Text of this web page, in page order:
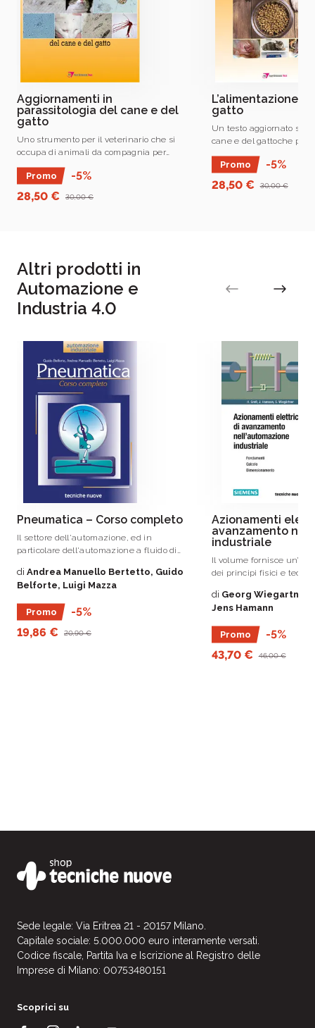
e di chiunque voglia accrescere le proprie
conoscenze e competenze
Aggiornamenti in
parassitologia del cane e del
gatto
Uno strumento per il veterinario che si
occupa di animali da compagnia per
aggiornare le proprie conoscenze in
ambito parassitologico.
Promo
-5%
28,50 €
30,00 €
L’alimentazione
gatto
Un testo aggiornato
cane e del gattoche
considerazione
commerciale o
pet in situazioni
Promo
-5%
28,50 €
30,00 €
Altri prodotti in
Automazione e
Industria 4.0
Pneumatica – Corso completo
Il settore dell'automazione, ed in
particolare dell'automazione a fluido di
maggior importanza.
di Andrea Manuello Bertetto, Guido
Belforte, Luigi Mazza
Promo
-5%
19,86 €
20,90 €
Azionamenti
avanzamento
industriale
Il volume fornisce
dei principi fisici e
di Georg Wiegartner,
Jens Hamann
Promo
-5%
43,70 €
46,00 €
Sede legale: Via Eritrea 21 - 20157 Milano.
Capitale sociale: 5.000.000 euro interamente versati.
Codice fiscale, Partita Iva e Iscrizione al Registro delle
Imprese di Milano: 00753480151
Scoprici su